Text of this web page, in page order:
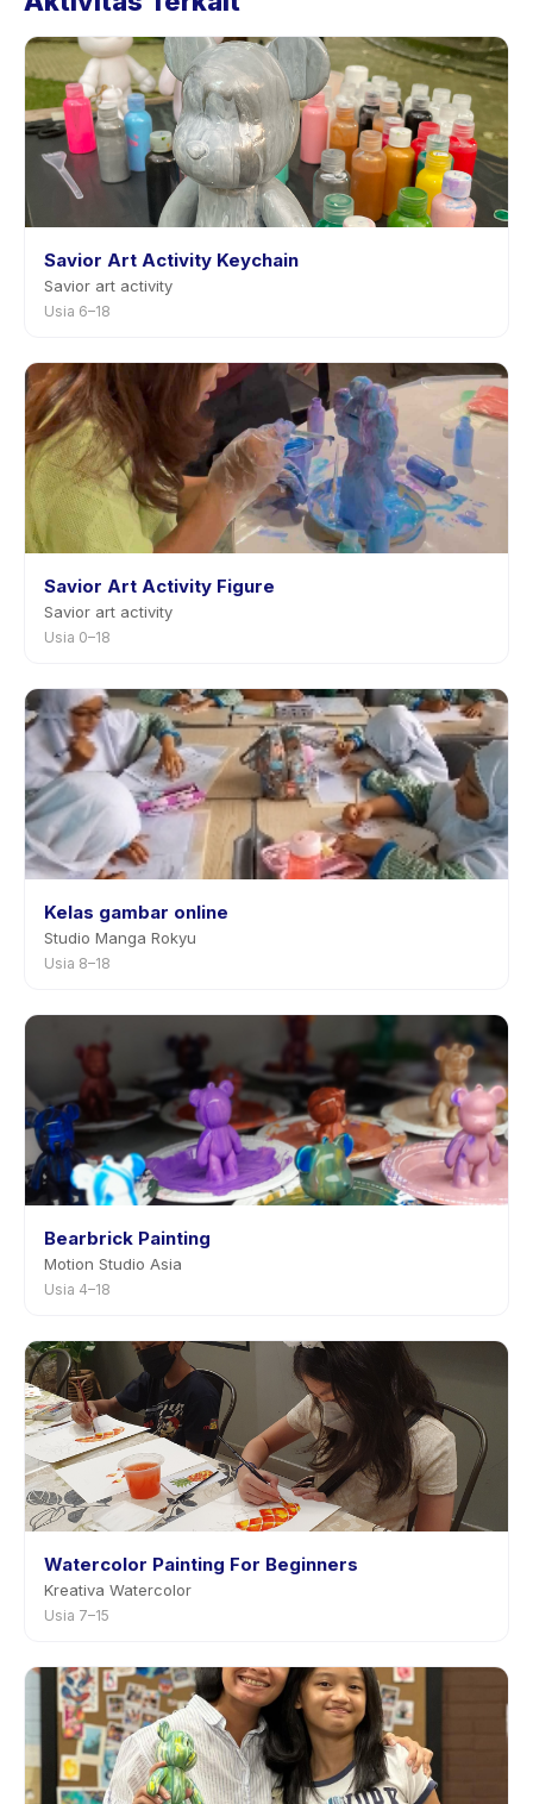
sebelumnya.
Savior Art Activity Keychain
Savior art activity
Usia 6–18
Savior Art Activity Figure
Savior art activity
Usia 0–18
Kelas gambar online
Studio Manga Rokyu
Usia 8–18
Bearbrick Painting
Motion Studio Asia
Usia 4–18
Watercolor Painting For Beginners
Kreativa Watercolor
Usia 7–15